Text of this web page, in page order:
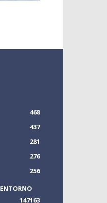
468
437
281
276
256
163
147